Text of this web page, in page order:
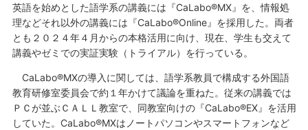
英語を始めとした語学系の講義には『CaLabo®MX』を、情報処
理などそれ以外の講義には『CaLabo®Online』を採用した。両者
とも２０２４年４月からの本格活用に向け、現在、学生も交えて
講義やゼミでの実証実験（トライアル）を行っている。
CaLabo®MXの導入に関しては、語学系教員で構成する外国語
教育研修室委員会で約１年かけて議論を重ねた。従来の講義では
ＰＣが並ぶＣＡＬＬ教室で、同教室向けの『CaLabo®EX』を活用
していた。CaLabo®MXはノートパソコンやスマートフォンなど